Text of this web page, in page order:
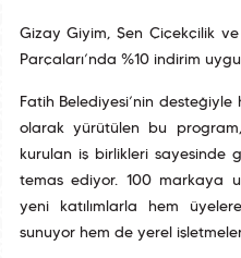
Gizay Giyim, Şen Çiçekçilik
Parçaları’nda %10 indirim
Fatih Belediyesi’nin
olarak yürütülen bu
kurulan iş birlikleri sayesinde
temas ediyor. 100 markaya
yeni katılımlarla hem
sunuyor hem de yerel